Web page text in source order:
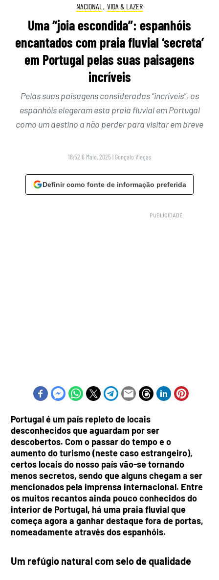
NACIONAL , VIDA & LAZER
Uma “joia escondida”: espanhóis
encantados com praia fluvial ‘secreta’
em Portugal pelas suas paisagens
incríveis
Pelas suas paisagens consideradas “incríveis”, os
espanhóis elegeram esta praia fluvial em Portugal
como um destino a não perder para visitar em breve
18:52 6 Maio, 2025 | Gonçalo Viegas
Definir como fonte de informação preferida
Portugal é um país repleto de locais
desconhecidos que aguardam por ser
descobertos. Com o passar do tempo e o
aumento do turismo (neste caso estrangeiro),
certos locais do nosso país vão-se tornando
menos secretos, sendo que alguns chegam a ser
mencionados pela imprensa internacional. Entre
os muitos recantos ainda pouco conhecidos do
interior de Portugal, há uma praia fluvial que
começa agora a ganhar destaque fora de portas,
nomeadamente através dos espanhóis.
Um refúgio natural com selo de qualidade